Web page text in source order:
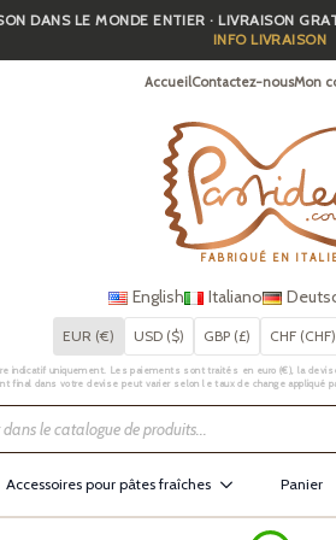
DANS LE MONDE ENTIER · LIVRAISON
INFO LIVRAISON
AccueilContactez-nousMon
FABRIQUÉ EN
English Italiano
EUR (€) USD ($) GBP (£) CHF (CHF)
indicatif uniquement. Les paiements sont traités en euro (€), la
final dans votre devise peut varier selon le taux de change appliqué
Accessoires pour pâtes fraîches Panier